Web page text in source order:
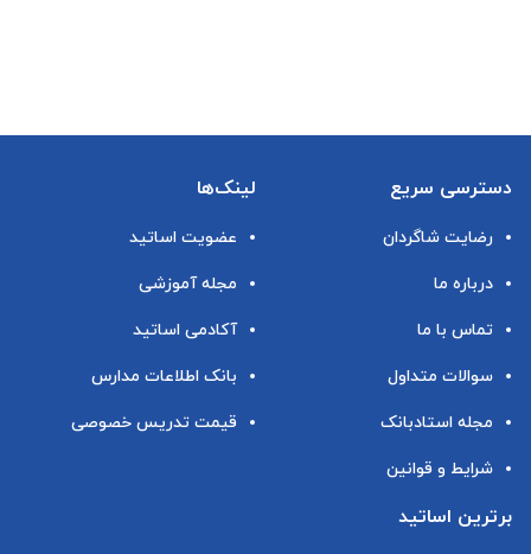
دسترسی سریع
رضایت شاگردان
درباره ما
تماس با ما
سوالات متداول
مجله استادبانک
شرایط و قوانین
لینک‌ها
عضویت اساتید
مجله آموزشی
آکادمی اساتید
بانک اطلاعات مدارس
قیمت تدریس خصوصی
برترین اساتید